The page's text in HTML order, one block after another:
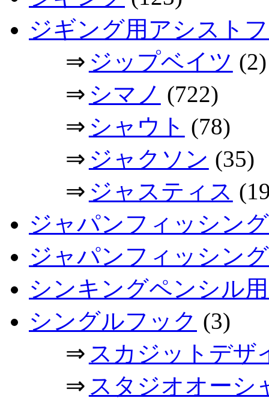
ジギング用アシスト
⇒ ジップベイツ (2)
⇒ シマノ (722)
⇒ シャウト (78)
⇒ ジャクソン (35)
⇒ ジャスティス
ジャパンフィッシン
ジャパンフィッシン
シンキングペンシル
シングルフック (3)
⇒ スカジットデザ
⇒ スタジオオーシ